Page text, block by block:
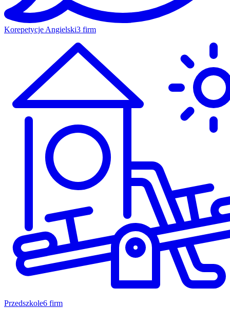
Korepetycje Angielski3 firm
Przedszkole6 firm